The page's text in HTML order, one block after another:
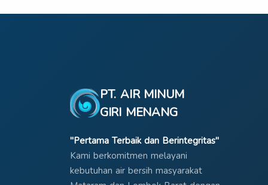
PT. AIR MINUM
GIRI MENANG
"Pertama Terbaik dan Berintegritas"
Kami berkomitmen melayani
kebutuhan air bersih masyarakat